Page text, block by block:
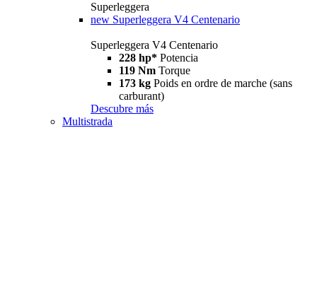
Superleggera
new Superleggera V4 Centenario
Superleggera V4 Centenario
228 hp* Potencia
119 Nm Torque
173 kg Poids en ordre de marche (sans
carburant)
Descubre más
Multistrada